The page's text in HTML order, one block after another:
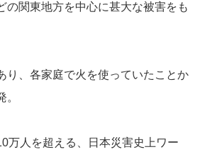
の関東地方を中心に甚大な被害をも
り、各家庭で火を使っていたことか
万人を超える、日本災害史上ワー